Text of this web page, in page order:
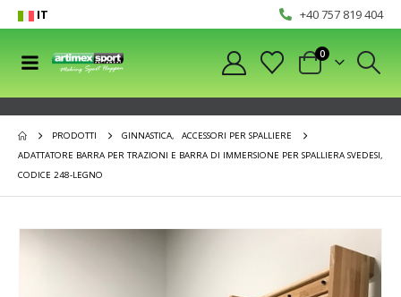
IT +40 757 819 404
0
PRODOTTI GINNASTICA,
ACCESSORI PER SPALLIERE
ADATTATORE BARRA PER TRAZIONI E BARRA DI IMMERSIONE PER SPALLIERA SVEDESI,
CODICE 248-LEGNO